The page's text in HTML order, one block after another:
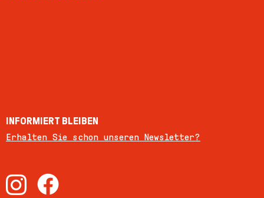
INFORMIERT BLEIBEN
Erhalten Sie schon unseren Newsletter?